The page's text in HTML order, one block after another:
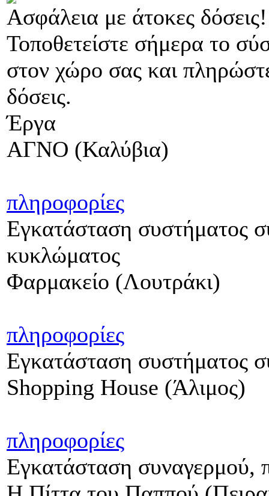
Ασφάλεια με άτοκες δόσεις!
Τοποθετείστε σήμερα το
στον χώρο σας και
δόσεις.
Έργα
ΑΓΝΟ (Καλύβια)
πληροφορίες
Εγκατάσταση συστήματος
κυκλώματος
Φαρμακείο (Λουτράκι)
πληροφορίες
Εγκατάσταση συστήματος
Shopping House (Άλιμος)
πληροφορίες
Εγκατάσταση συναγερμού,